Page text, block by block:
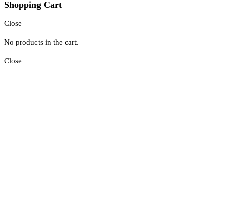
Shopping Cart
Close
No products in the cart.
Close